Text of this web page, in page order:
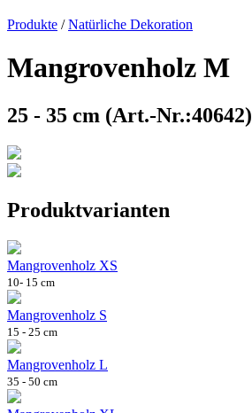
Produkte /Natürliche Dekoration
Mangrovenholz M
25 - 35 cm (Art.-Nr.:40642)
Produktvarianten
Mangrovenholz XS
10- 15 cm
Mangrovenholz S
15 - 25 cm
Mangrovenholz L
35 - 50 cm